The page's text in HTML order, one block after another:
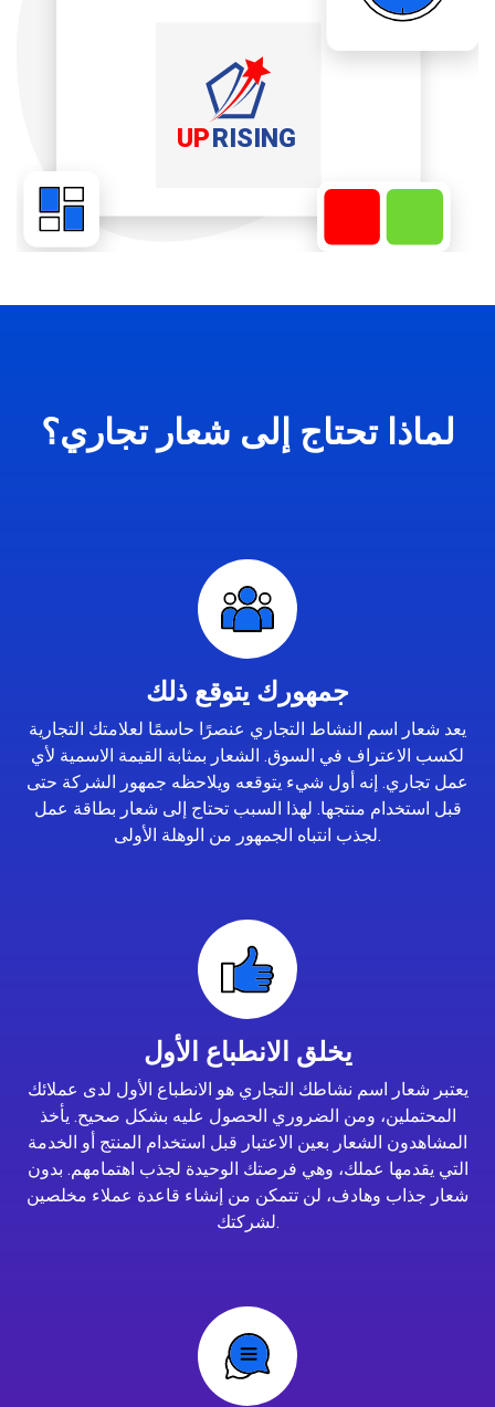
لماذا تحتاج إلى شعار تجاري؟
جمهورك يتوقع ذلك
يعد شعار اسم النشاط التجاري عنصرًا حاسمًا لعلامتك التجارية
لكسب الاعتراف في السوق. الشعار بمثابة القيمة الاسمية لأي
عمل تجاري. إنه أول شيء يتوقعه ويلاحظه جمهور الشركة حتى
قبل استخدام منتجها. لهذا السبب تحتاج إلى شعار بطاقة عمل
لجذب انتباه الجمهور من الوهلة الأولى.
يخلق الانطباع الأول
يعتبر شعار اسم نشاطك التجاري هو الانطباع الأول لدى عملائك
المحتملين، ومن الضروري الحصول عليه بشكل صحيح. يأخذ
المشاهدون الشعار بعين الاعتبار قبل استخدام المنتج أو الخدمة
التي يقدمها عملك، وهي فرصتك الوحيدة لجذب اهتمامهم. بدون
شعار جذاب وهادف، لن تتمكن من إنشاء قاعدة عملاء مخلصين
لشركتك.